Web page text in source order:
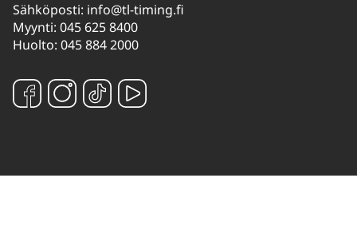
Sähköposti: info@tl-timing.fi
Myynti: 045 625 8400
Huolto: 045 884 2000